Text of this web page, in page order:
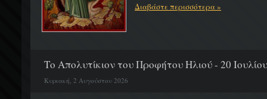
Διαβάστε περισσότερα »
Το Απολυτίκιον του Προφήτου Ηλιού - 20 Ιουλίου
Κυριακή, 2 Αυγούστου 2026